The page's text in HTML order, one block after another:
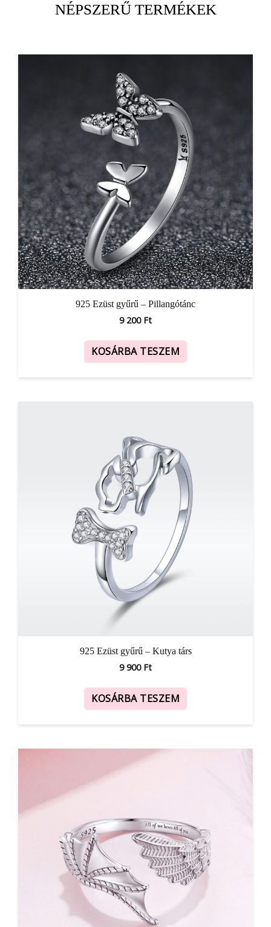
NÉPSZERŰ TERMÉKEK
925 Ezüst gyűrű – Pillangótánc
9 200 Ft
KOSÁRBA TESZEM
925 Ezüst gyűrű – Kutya társ
9 900 Ft
KOSÁRBA TESZEM